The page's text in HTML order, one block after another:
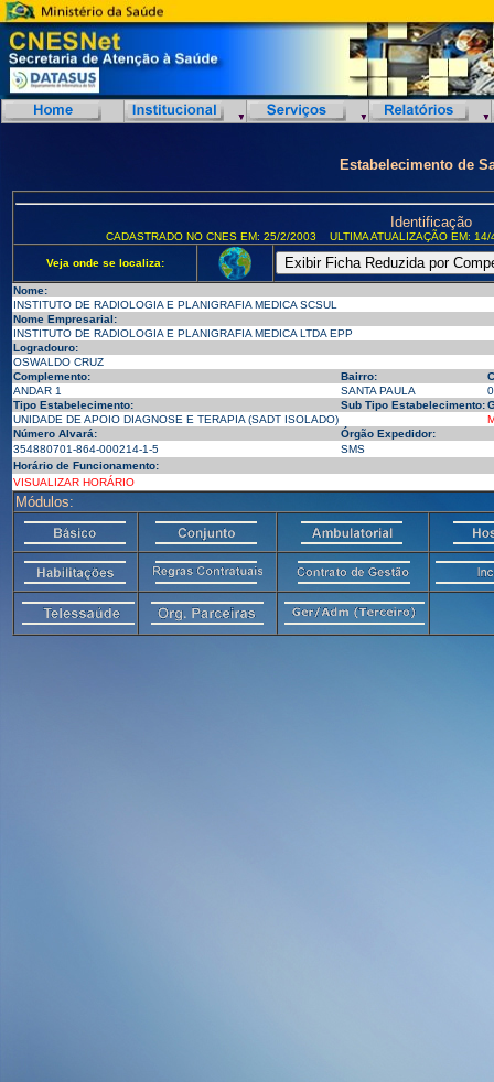
Estabelecimento de
Identificação
CADASTRADO NO CNES EM: 25/2/2003 ULTIMA ATUALIZAÇÃO EM:
Veja onde se localiza:
Nome:
INSTITUTO DE RADIOLOGIA E PLANIGRAFIA MEDICA SCSUL
Nome Empresarial:
INSTITUTO DE RADIOLOGIA E PLANIGRAFIA MEDICA LTDA EPP
Logradouro:
OSWALDO CRUZ
Complemento:
Bairro:
ANDAR 1
SANTA PAULA
Tipo Estabelecimento:
Sub Tipo Estabelecimento:
UNIDADE DE APOIO DIAGNOSE E TERAPIA (SADT ISOLADO)
Número Alvará:
Órgão Expedidor:
354880701-864-000214-1-5
SMS
Horário de Funcionamento:
VISUALIZAR HORÁRIO
Módulos: